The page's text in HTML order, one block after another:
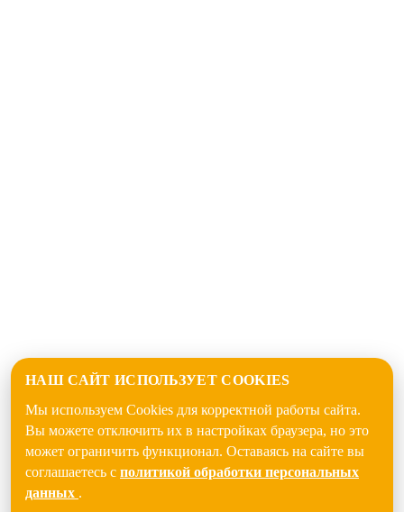
НАШ САЙТ ИСПОЛЬЗУЕТ COOKIES
Мы используем Cookies для корректной работы сайта.
Вы можете отключить их в настройках браузера, но это
может ограничить функционал. Оставаясь на сайте вы
соглашаетесь с политикой обработки персональных
данных .